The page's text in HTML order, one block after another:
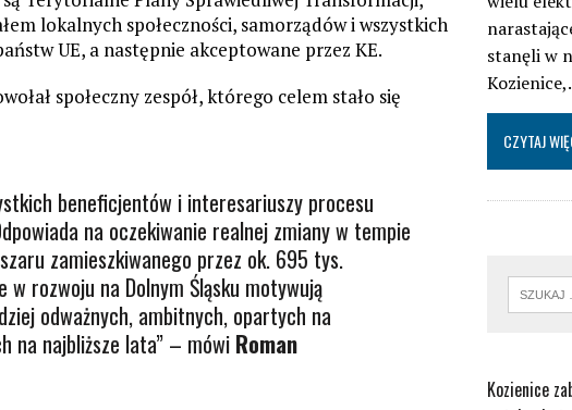
lokalnych społeczności, samorządów i wszystkich
UE, a następnie akceptowane przez KE.
społeczny zespół, którego celem stało się
beneficjentów i interesariuszy procesu
na oczekiwanie realnej zmiany w tempie
zamieszkiwanego przez ok. 695 tys.
rozwoju na Dolnym Śląsku motywują
odważnych, ambitnych, opartych na
na najbliższe lata” – mówi Roman
stanęli w
CZYTAJ
Kozienice